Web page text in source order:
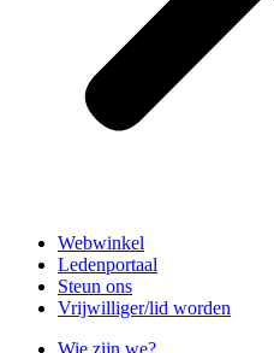
Webwinkel
Ledenportaal
Steun ons
Vrijwilliger/lid worden
Wie zijn we?